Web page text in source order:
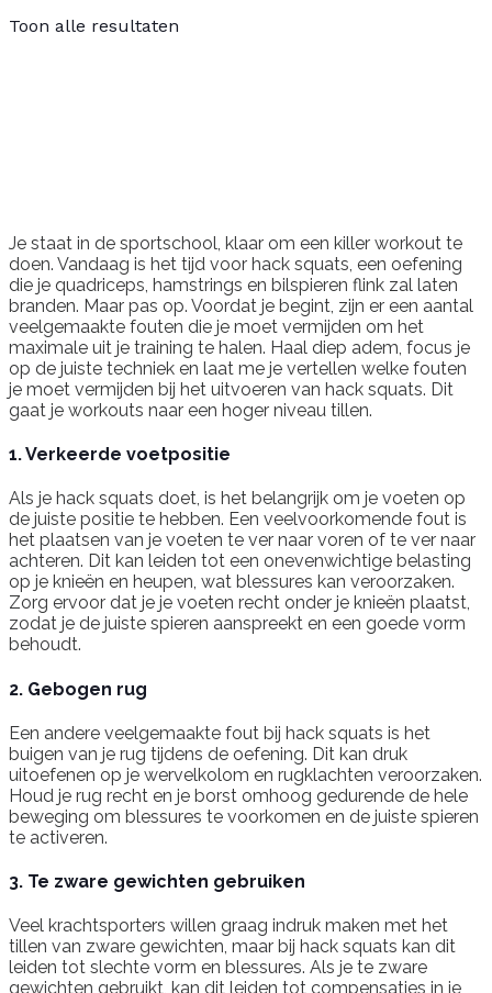
Toon alle resultaten
Je staat in de sportschool, klaar om een killer workout te
doen. Vandaag is het tijd voor hack squats, een oefening
die je quadriceps, hamstrings en bilspieren flink zal laten
branden. Maar pas op. Voordat je begint, zijn er een aantal
veelgemaakte fouten die je moet vermijden om het
maximale uit je training te halen. Haal diep adem, focus je
op de juiste techniek en laat me je vertellen welke fouten
je moet vermijden bij het uitvoeren van hack squats. Dit
gaat je workouts naar een hoger niveau tillen.
1. Verkeerde voetpositie
Als je hack squats doet, is het belangrijk om je voeten op
de juiste positie te hebben. Een veelvoorkomende fout is
het plaatsen van je voeten te ver naar voren of te ver naar
achteren. Dit kan leiden tot een onevenwichtige belasting
op je knieën en heupen, wat blessures kan veroorzaken.
Zorg ervoor dat je je voeten recht onder je knieën plaatst,
zodat je de juiste spieren aanspreekt en een goede vorm
behoudt.
2. Gebogen rug
Een andere veelgemaakte fout bij hack squats is het
buigen van je rug tijdens de oefening. Dit kan druk
uitoefenen op je wervelkolom en rugklachten veroorzaken.
Houd je rug recht en je borst omhoog gedurende de hele
beweging om blessures te voorkomen en de juiste spieren
te activeren.
3. Te zware gewichten gebruiken
Veel krachtsporters willen graag indruk maken met het
tillen van zware gewichten, maar bij hack squats kan dit
leiden tot slechte vorm en blessures. Als je te zware
gewichten gebruikt, kan dit leiden tot compensaties in je